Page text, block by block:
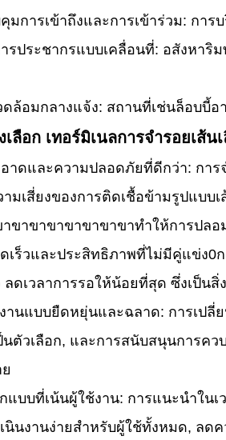
มการเข้าถึงและการเข้าร่วม: กา
รประชากรแบบเคลื่อนที่: อสังหา
ล้อมกลางแจ้ง: สถานที่เช่นล็อบบี้
เลือก เทอร์มิเนลการจํารอยเส้
าดและความปลอดภัยที่ดีกว่า: กา
มเสี่ยงของการติดเชื้อข้ามรูปแบ
ขาขาขาขาขาขาขาทําให้การปลอ
เร็วและประสิทธิภาพที่ไม่มีคู่แข่ง0
ลดเวลาการรอให้น้อยที่สุด ซึ่งเป็น
านแบบยืดหยุ่นและฉลาด: การเปลี่
นตัวเลือก, และการสนับสนุนการคว
แบบที่เน้นผู้ใช้งาน: การแนะนําใน
นินงานง่ายสําหรับผู้ใช้ทั้งหมด, ลด